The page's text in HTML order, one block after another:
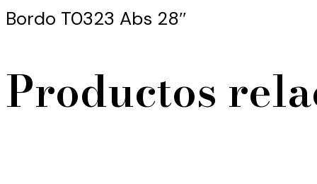
Bordo T0323 Abs 28″
Productos